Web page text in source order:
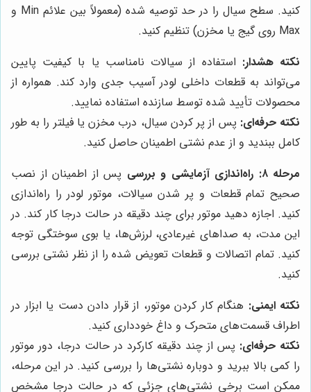
کنید. سطح سیال را در حد توصیه شده (معمولاً بین علائم Min و
Max روی گیج یا مخزن) تنظیم کنید.
نکته هشدار: استفاده از سیالات نامناسب یا با کیفیت پایین
می‌تواند به قطعات داخلی لودر آسیب جدی وارد کند. همواره از
محصولات تأیید شده توسط سازنده استفاده نمایید.
نکته حرفه‌ای: پس از پر کردن سیال، درب مخزن یا فیلتر را به طور
کامل ببندید و از عدم نشتی اطمینان حاصل کنید.
مرحله ۸: راه‌اندازی آزمایشی و بررسی
پس از اطمینان از نصب
صحیح تمام قطعات و پر شدن سیالات، موتور لودر را راه‌اندازی
کنید. اجازه دهید موتور برای چند دقیقه در حالت درجا کار کند. در
این مدت، به صداهای غیرعادی، لرزش‌ها، یا بوی سوختگی توجه
کنید. تمام اتصالات و قطعات تعویض شده را از نظر نشتی بررسی
کنید.
نکته ایمنی: هنگام کار کردن موتور، از قرار دادن دست یا ابزار در
اطراف قسمت‌های متحرک و داغ خودداری کنید.
نکته حرفه‌ای: پس از چند دقیقه کارکرد در حالت درجا، دور موتور
را کمی بالا ببرید و دوباره نشتی‌ها را بررسی کنید. در این مرحله،
ممکن است برخی نشتی‌های جزئی که در حالت درجا مشخص